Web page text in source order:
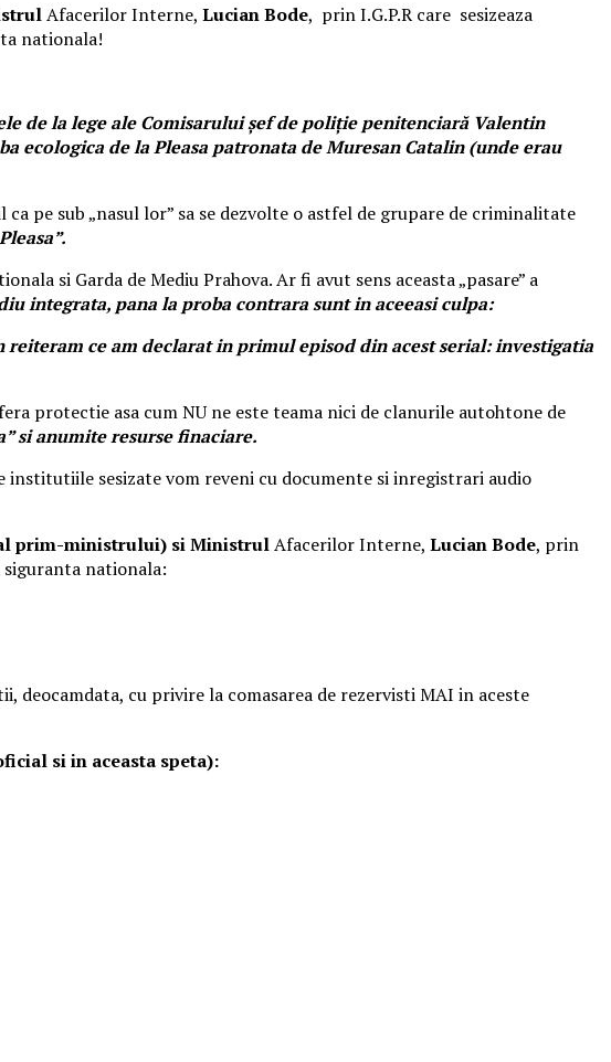
Afacerilor Interne, Lucian Bode, prin I.G.P.R care sesizeaza
nationala!
de la lege ale Comisarului șef de poliție penitenciară Valentin
ecologica de la Pleasa patronata de Muresan Catalin (unde erau
pe sub „nasul lor” sa se dezvolte o astfel de grupare de criminalitate
si Garda de Mediu Prahova. Ar fi avut sens aceasta „pasare” a
integrata, pana la proba contrara sunt in aceeasi culpa:
reiteram ce am declarat in primul episod din acest serial: investigatia
protectie asa cum NU ne este teama nici de clanurile autohtone de
si anumite resurse finaciare.
sesizate vom reveni cu documente si inregistrari audio
prim-ministrului) siMinistrulAfacerilor Interne, Lucian Bode, prin
siguranta nationala:
deocamdata, cu privire la comasarea de rezervisti MAI in aceste
si in aceasta speta):